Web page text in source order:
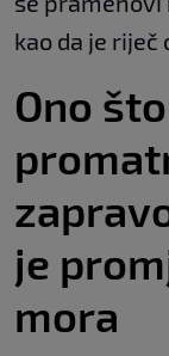
kao da je
Ono
je
mora